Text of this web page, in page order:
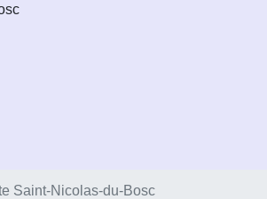
Saint-Nicolas-du-Bosc